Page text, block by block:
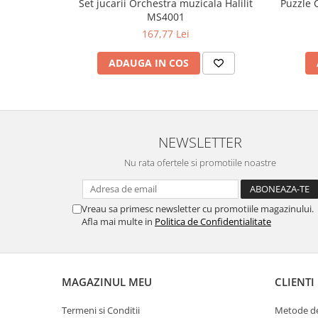
Set jucarii Orchestra muzicala Halilit
MS4001
167,77 Lei
ADAUGA IN COS
Puzzle
NEWSLETTER
Nu rata ofertele si promotiile noastre
Vreau sa primesc newsletter cu promotiile magazinului.
Afla mai multe in Politica de Confidentialitate
MAGAZINUL MEU
Termeni si Conditii
CLIENTI
Metode